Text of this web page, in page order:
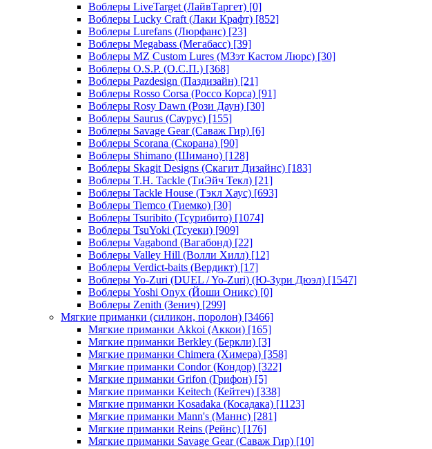
Воблеры LiveTarget (ЛайвТаргет) [0]
Воблеры Lucky Craft (Лаки Крафт) [852]
Воблеры Lurefans (Люрфанс) [23]
Воблеры Megabass (Мегабасс) [39]
Воблеры MZ Custom Lures (МЗэт Кастом Люрс) [30]
Воблеры O.S.P. (О.С.П.) [368]
Воблеры Pazdesign (Паздизайн) [21]
Воблеры Rosso Corsa (Россо Корса) [91]
Воблеры Rosy Dawn (Рози Даун) [30]
Воблеры Saurus (Саурус) [155]
Воблеры Savage Gear (Саваж Гир) [6]
Воблеры Scorana (Скорана) [90]
Воблеры Shimano (Шимано) [128]
Воблеры Skagit Designs (Скагит Дизайнс) [183]
Воблеры T.H. Tackle (ТиЭйч Текл) [21]
Воблеры Tackle House (Тэкл Хаус) [693]
Воблеры Tiemco (Тиемко) [30]
Воблеры Tsuribito (Тсурибито) [1074]
Воблеры TsuYoki (Тсуеки) [909]
Воблеры Vagabond (Вагабонд) [22]
Воблеры Valley Hill (Волли Хилл) [12]
Воблеры Verdict-baits (Вердикт) [17]
Воблеры Yo-Zuri (DUEL / Yo-Zuri) (Ю-Зури Дюэл) [1547]
Воблеры Yoshi Onyx (Йоши Оникс) [0]
Воблеры Zenith (Зенич) [299]
Мягкие приманки (силикон, поролон) [3466]
Мягкие приманки Akkoi (Аккои) [165]
Мягкие приманки Berkley (Беркли) [3]
Мягкие приманки Chimera (Химера) [358]
Мягкие приманки Condor (Кондор) [322]
Мягкие приманки Grifon (Грифон) [5]
Мягкие приманки Keitech (Кейтеч) [338]
Мягкие приманки Kosadaka (Косадака) [1123]
Мягкие приманки Mann's (Маннс) [281]
Мягкие приманки Reins (Рейнс) [176]
Мягкие приманки Savage Gear (Саваж Гир) [10]